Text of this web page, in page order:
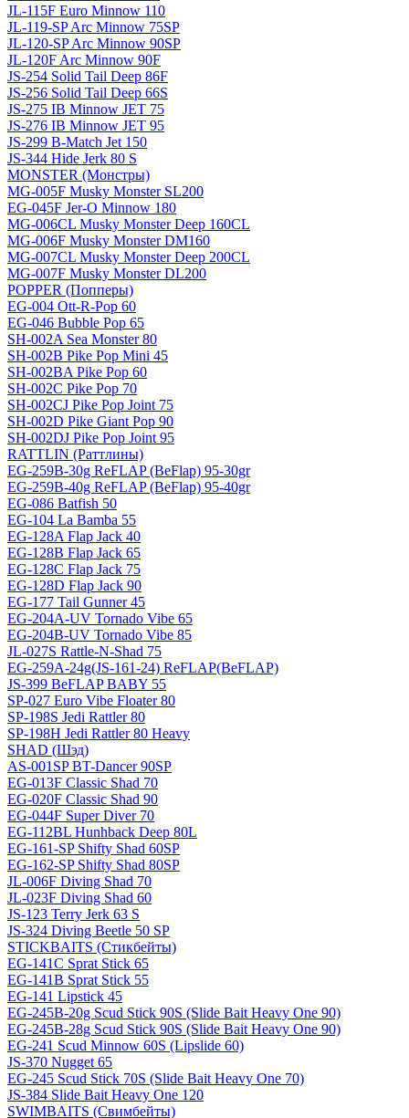
JL-115F Euro Minnow 110
JL-119-SP Arc Minnow 75SP
JL-120-SP Arc Minnow 90SP
JL-120F Arc Minnow 90F
JS-254 Solid Tail Deep 86F
JS-256 Solid Tail Deep 66S
JS-275 IB Minnow JET 75
JS-276 IB Minnow JET 95
JS-299 B-Match Jet 150
JS-344 Hide Jerk 80 S
MONSTER (Монстры)
MG-005F Musky Monster SL200
EG-045F Jer-O Minnow 180
MG-006CL Musky Monster Deep 160CL
MG-006F Musky Monster DM160
MG-007CL Musky Monster Deep 200CL
MG-007F Musky Monster DL200
POPPER (Попперы)
EG-004 Ott-R-Pop 60
EG-046 Bubble Pop 65
SH-002A Sea Monster 80
SH-002B Pike Pop Mini 45
SH-002BA Pike Pop 60
SH-002C Pike Pop 70
SH-002CJ Pike Pop Joint 75
SH-002D Pike Giant Pop 90
SH-002DJ Pike Pop Joint 95
RATTLIN (Раттлины)
EG-259B-30g ReFLAP (BeFlap) 95-30gr
EG-259B-40g ReFLAP (BeFlap) 95-40gr
EG-086 Batfish 50
EG-104 La Bamba 55
EG-128A Flap Jack 40
EG-128B Flap Jack 65
EG-128C Flap Jack 75
EG-128D Flap Jack 90
EG-177 Tail Gunner 45
EG-204A-UV Tornado Vibe 65
EG-204B-UV Tornado Vibe 85
JL-027S Rattle-N-Shad 75
EG-259A-24g(JS-161-24) ReFLAP(BeFLAP)
JS-399 BeFLAP BABY 55
SP-027 Euro Vibe Floater 80
SP-198S Jedi Rattler 80
SP-198H Jedi Rattler 80 Heavy
SHAD (Шэд)
AS-001SP BT-Dancer 90SP
EG-013F Classic Shad 70
EG-020F Classic Shad 90
EG-044F Super Diver 70
EG-112BL Hunhback Deep 80L
EG-161-SP Shifty Shad 60SP
EG-162-SP Shifty Shad 80SP
JL-006F Diving Shad 70
JL-023F Diving Shad 60
JS-123 Terry Jerk 63 S
JS-324 Diving Beetle 50 SP
STICKBAITS (Стикбейты)
EG-141C Sprat Stick 65
EG-141B Sprat Stick 55
EG-141 Lipstick 45
EG-245B-20g Scud Stick 90S (Slide Bait Heavy One 90)
EG-245B-28g Scud Stick 90S (Slide Bait Heavy One 90)
EG-241 Scud Minnow 60S (Lipslide 60)
JS-370 Nugget 65
EG-245 Scud Stick 70S (Slide Bait Heavy One 70)
JS-384 Slide Bait Heavy One 120
SWIMBAITS (Свимбейты)